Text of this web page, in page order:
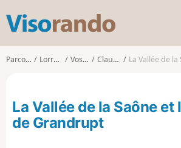
s
d
Parcours Lorraine Vosges Claudon La Vallée de la
La Vallée de la Saône et
de Grandrupt